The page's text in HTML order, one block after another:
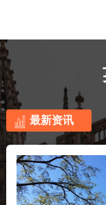
最新资讯